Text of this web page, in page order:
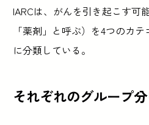
IARCは、がんを引き起こす可
「薬剤」と呼ぶ）を4つのカテ
に分類している。
それぞれのグループ